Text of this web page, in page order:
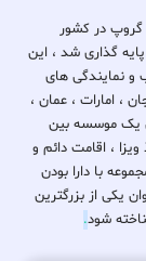
و برند ثبتا گروپ در کشور
گذاری شد ، این
نمایندگی های
، امارات ، عمان ،
یک موسسه بین
، اقامت دائم و
با دارا بودن
یکی از بزرگترین
شود.